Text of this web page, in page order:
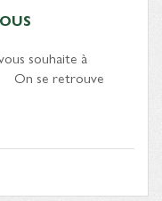
souhaite à
On se retrouve